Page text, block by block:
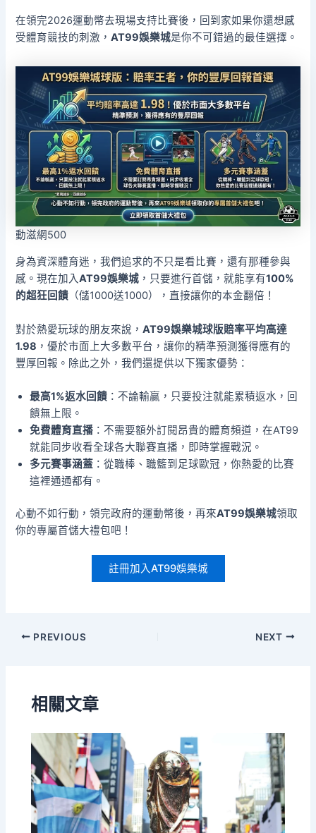
在領完2026運動幣去現場支持比賽後，回到家如果你還想感
受體育競技的刺激，AT99娛樂城是你不可錯過的最佳選擇。
動滋網500
身為資深體育迷，我們追求的不只是看比賽，還有那種參與
感。現在加入AT99娛樂城 ，只要進行首儲，就能享有100%
的超狂回饋 （儲1000送1000），直接讓你的本金翻倍！
對於熱愛玩球的朋友來說，AT99娛樂城球版賠率平均高達
1.98 ，優於市面上大多數平台，讓你的精準預測獲得應有的
豐厚回報。除此之外，我們還提供以下獨家優勢：
最高1%返水回饋 ：不論輸贏，只要投注就能累積返水，回
饋無上限。
免費體育直播 ：不需要額外訂閱昂貴的體育頻道，在AT99
就能同步收看全球各大聯賽直播，即時掌握戰況。
多元賽事涵蓋 ：從職棒、職籃到足球歐冠，你熱愛的比賽
這裡通通都有。
心動不如行動，領完政府的運動幣後，再來AT99娛樂城領取
你的專屬首儲大禮包吧！
註冊加入AT99娛樂城
PREVIOUS NEXT
相關文章